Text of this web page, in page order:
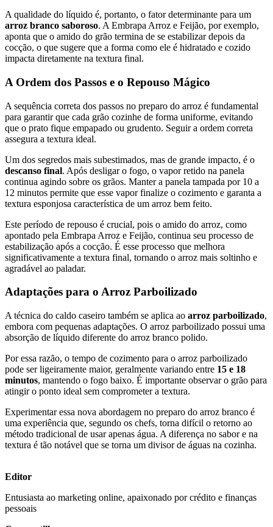
A qualidade do líquido é, portanto, o fator determinante para um
arroz branco saboroso. A Embrapa Arroz e Feijão, por exemplo,
aponta que o amido do grão termina de se estabilizar depois da
cocção, o que sugere que a forma como ele é hidratado e cozido
impacta diretamente na textura final.
A Ordem dos Passos e o Repouso Mágico
A sequência correta dos passos no preparo do arroz é fundamental
para garantir que cada grão cozinhe de forma uniforme, evitando
que o prato fique empapado ou grudento. Seguir a ordem correta
assegura a textura ideal.
Um dos segredos mais subestimados, mas de grande impacto, é o
descanso final. Após desligar o fogo, o vapor retido na panela
continua agindo sobre os grãos. Manter a panela tampada por 10 a
12 minutos permite que esse vapor finalize o cozimento e garanta a
textura esponjosa característica de um arroz bem feito.
Este período de repouso é crucial, pois o amido do arroz, como
apontado pela Embrapa Arroz e Feijão, continua seu processo de
estabilização após a cocção. É esse processo que melhora
significativamente a textura final, tornando o arroz mais soltinho e
agradável ao paladar.
Adaptações para o Arroz Parboilizado
A técnica do caldo caseiro também se aplica ao arroz parboilizado,
embora com pequenas adaptações. O arroz parboilizado possui uma
absorção de líquido diferente do arroz branco polido.
Por essa razão, o tempo de cozimento para o arroz parboilizado
pode ser ligeiramente maior, geralmente variando entre 15 e 18
minutos, mantendo o fogo baixo. É importante observar o grão para
atingir o ponto ideal sem comprometer a textura.
Experimentar essa nova abordagem no preparo do arroz branco é
uma experiência que, segundo os chefs, torna difícil o retorno ao
método tradicional de usar apenas água. A diferença no sabor e na
textura é tão notável que se torna um divisor de águas na cozinha.
Editor
Entusiasta ao marketing online, apaixonado por crédito e finanças
pessoais